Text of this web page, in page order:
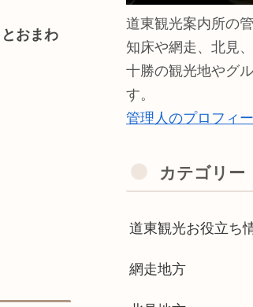
とおまわ
道東観光案内所の
知床や網走、北見
十勝の観光地やグ
す。
管理人のプロフィ
カテゴリー
道東観光お役立ち
網走地方